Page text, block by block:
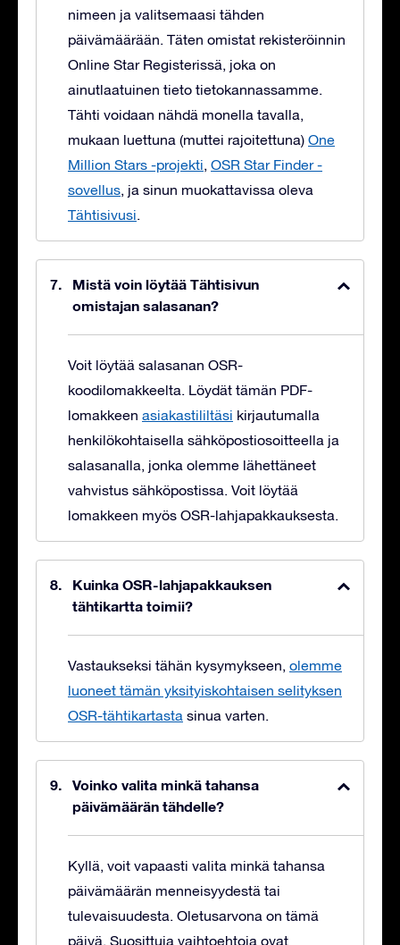
nimeen ja valitsemaasi tähden
päivämäärään. Täten omistat rekisteröinnin
Online Star Registerissä, joka on
ainutlaatuinen tieto tietokannassamme.
Tähti voidaan nähdä monella tavalla,
mukaan luettuna (muttei rajoitettuna) One
Million Stars -projekti, OSR Star Finder -
sovellus, ja sinun muokattavissa oleva
Tähtisivusi.
Mistä voin löytää Tähtisivun
omistajan salasanan?
Voit löytää salasanan OSR-
koodilomakkeelta. Löydät tämän PDF-
lomakkeen asiakastililtäsi kirjautumalla
henkilökohtaisella sähköpostiosoitteella ja
salasanalla, jonka olemme lähettäneet
vahvistus sähköpostissa. Voit löytää
lomakkeen myös OSR-lahjapakkauksesta.
Kuinka OSR-lahjapakkauksen
tähtikartta toimii?
Vastaukseksi tähän kysymykseen, olemme
luoneet tämän yksityiskohtaisen selityksen
OSR-tähtikartasta sinua varten.
Voinko valita minkä tahansa
päivämäärän tähdelle?
Kyllä, voit vapaasti valita minkä tahansa
päivämäärän menneisyydestä tai
tulevaisuudesta. Oletusarvona on tämä
päivä. Suosittuja vaihtoehtoja ovat